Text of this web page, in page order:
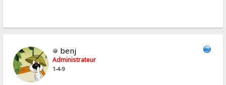
benj
Administrateur
1-4-9